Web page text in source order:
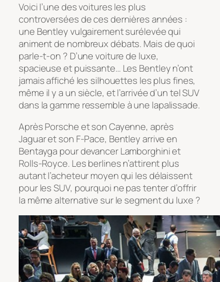
Voici l’une des voitures les plus
controversées de ces dernières années :
une Bentley vulgairement surélevée qui
animent de nombreux débats. Mais de quoi
parle-t-on ? D’une voiture de luxe,
spacieuse et puissante… Les Bentley n’ont
jamais affiché les silhouettes les plus fines,
même il y a un siècle, et l’arrivée d’un tel SUV
dans la gamme ressemble à une lapalissade.
Après Porsche et son Cayenne, après
Jaguar et son F-Pace, Bentley arrive en
Bentayga pour devancer Lamborghini et
Rolls-Royce. Les berlines n’attirent plus
autant l’acheteur moyen qui les délaissent
pour les SUV, pourquoi ne pas tenter d’offrir
la même alternative sur le segment du luxe ?